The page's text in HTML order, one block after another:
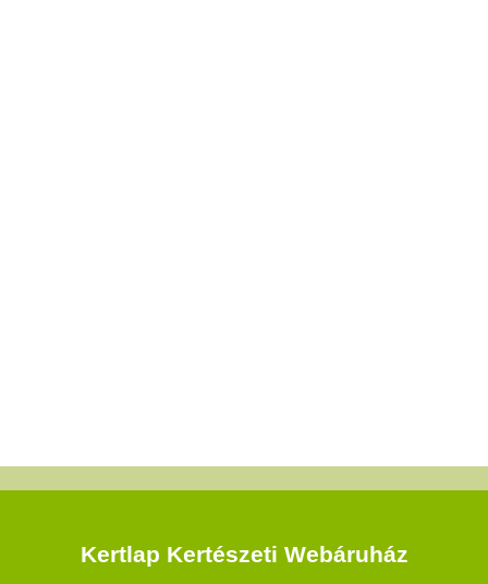
Kertlap Kertészeti Webáruház